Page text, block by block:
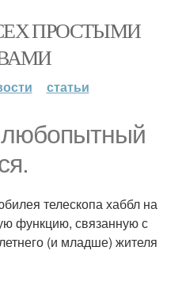
ПРОСТЫМИ
статьи
телескопа хаббл на
функцию, связанную с
(и младше) жителя